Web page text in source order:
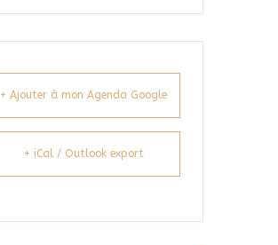
+ Ajouter à mon Agenda Google
+ iCal / Outlook export